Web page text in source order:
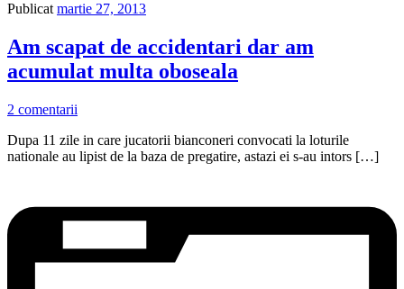
Publicat martie 27, 2013
Am scapat de accidentari dar am
acumulat multa oboseala
2 comentarii
Dupa 11 zile in care jucatorii bianconeri convocati la loturile
nationale au lipist de la baza de pregatire, astazi ei s-au intors […]